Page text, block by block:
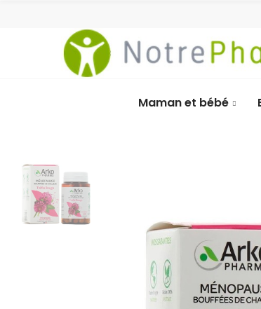
Maman et bébé